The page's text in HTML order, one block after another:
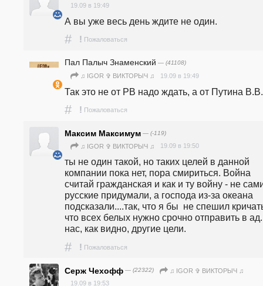
19.09 в 19:49
А вы уже весь день ждите не один.
# ! Пожаловаться
Пал Палыч Знаменский — (41108)
♫ IGOR ✞ ВИКТОРЫЧ ♫ 19.09 в 19:49
Так это не от РВ надо ждать, а от Путина В.В.
# ! Пожаловаться
Максим Максимум — (-119)
♫ IGOR ✞ ВИКТОРЫЧ ♫ 19.09 в 19:50
ты не один такой, но таких целей в данной
компании пока нет, пора смириться. Война
считай гражданская и как и ту войну - не
русские придумали, а господа из-за океана
подсказали....так, что я бы  не спешил
что всех белых нужно срочно отправить в
нас, как видно, другие цели.
# ! Пожаловаться
Серж Чехофф — (22322)
♫ IGOR ✞ ВИКТОРЫЧ ♫
19.09 в 19:53